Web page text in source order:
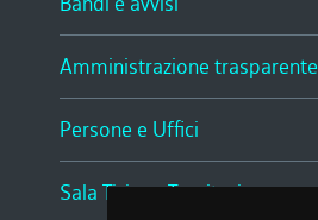
Amministrazione trasparente
Persone e Uffici
Sala Tiziano Tessitori